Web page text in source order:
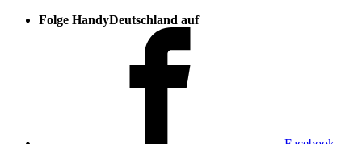
Folge HandyDeutschland auf